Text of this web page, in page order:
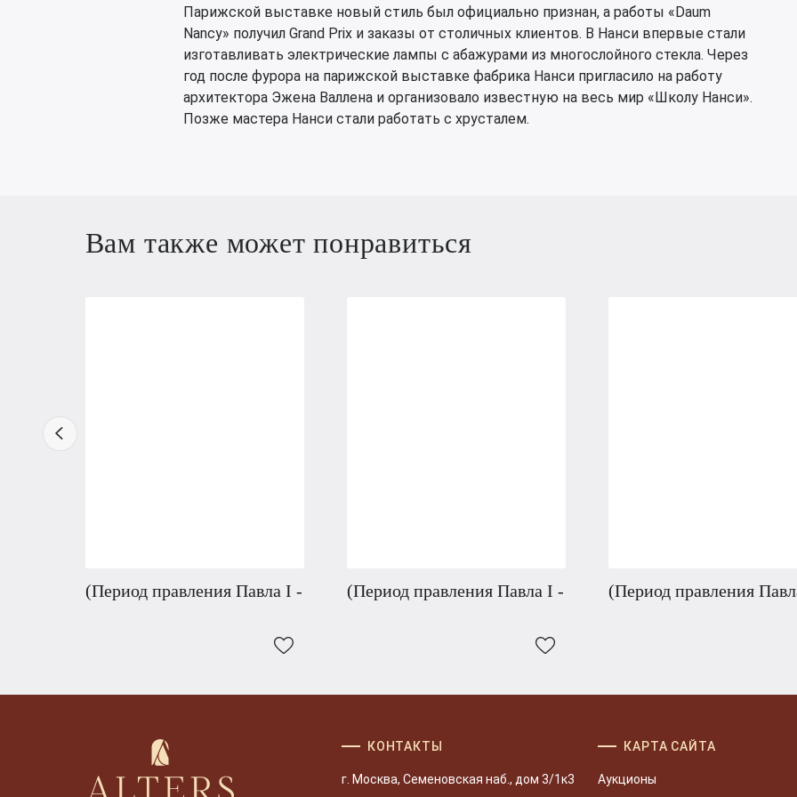
Парижской выставке новый стиль был официально признан, а работы «Daum
Nancy» получил Grand Prix и заказы от столичных клиентов. В Нанси впервые стали
изготавливать электрические лампы с абажурами из многослойного стекла. Через
год после фурора на парижской выставке фабрика Нанси пригласило на работу
архитектора Эжена Валлена и организовало известную на весь мир «Школу Нанси».
Позже мастера Нанси стали работать с хрусталем.
Вам также может понравиться
(Период правления Павла I - (Период правления Павла I - (Период правления
КОНТАКТЫ
г. Москва, Семеновская наб., дом 3/1к3
КАРТА САЙТА
Аукционы